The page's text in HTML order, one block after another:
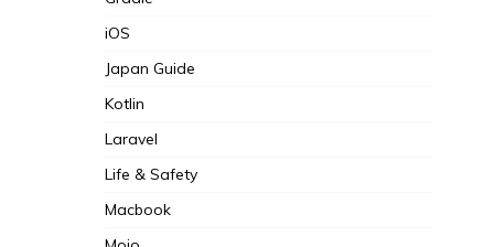
iOS
Japan Guide
Kotlin
Laravel
Life & Safety
Macbook